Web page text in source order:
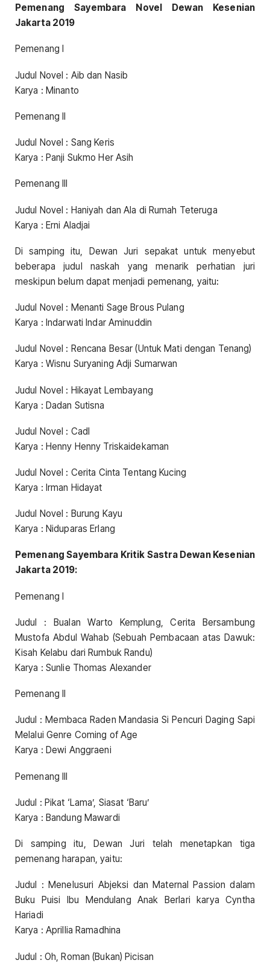
Pemenang Sayembara Novel Dewan Kesenian
Jakarta 2019
Pemenang I
Judul Novel : Aib dan Nasib
Karya : Minanto
Pemenang II
Judul Novel : Sang Keris
Karya : Panji Sukmo Her Asih
Pemenang III
Judul Novel : Haniyah dan Ala di Rumah Teteruga
Karya : Erni Aladjai
Di samping itu, Dewan Juri sepakat untuk menyebut
beberapa judul naskah yang menarik perhatian juri
meskipun belum dapat menjadi pemenang, yaitu:
Judul Novel : Menanti Sage Brous Pulang
Karya : Indarwati Indar Aminuddin
Judul Novel : Rencana Besar (Untuk Mati dengan Tenang)
Karya : Wisnu Suryaning Adji Sumarwan
Judul Novel : Hikayat Lembayang
Karya : Dadan Sutisna
Judul Novel : Cadl
Karya : Henny Henny Triskaidekaman
Judul Novel : Cerita Cinta Tentang Kucing
Karya : Irman Hidayat
Judul Novel : Burung Kayu
Karya : Niduparas Erlang
Pemenang Sayembara Kritik Sastra Dewan Kesenian
Jakarta 2019:
Pemenang I
Judul : Bualan Warto Kemplung, Cerita Bersambung
Mustofa Abdul Wahab (Sebuah Pembacaan atas Dawuk:
Kisah Kelabu dari Rumbuk Randu)
Karya : Sunlie Thomas Alexander
Pemenang II
Judul : Membaca Raden Mandasia Si Pencuri Daging Sapi
Melalui Genre Coming of Age
Karya : Dewi Anggraeni
Pemenang III
Judul : Pikat ‘Lama’, Siasat ‘Baru’
Karya : Bandung Mawardi
Di samping itu, Dewan Juri telah menetapkan tiga
pemenang harapan, yaitu:
Judul : Menelusuri Abjeksi dan Maternal Passion dalam
Buku Puisi Ibu Mendulang Anak Berlari karya Cyntha
Hariadi
Karya : Aprillia Ramadhina
Judul : Oh, Roman (Bukan) Picisan